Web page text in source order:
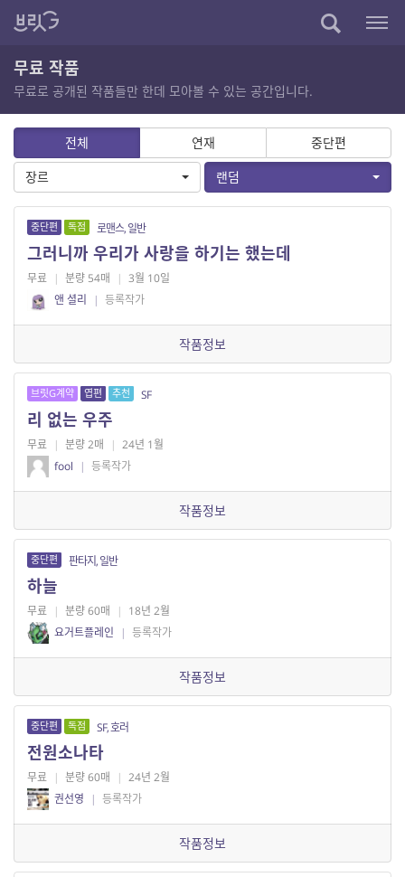
무료 작품
무료로 공개된 작품들만 한데 모아볼 수 있는 공간입니다.
전체 연재
중단편
장르
랜덤
중단편 독점 로맨스, 일반
그러니까 우리가 사랑을 하기는 했는데
무료 | 분량 54매 | 3월 10일
앤 셜리
| 등록작가
작품정보
브릿G계약 엽편 추천 SF
리 없는 우주
무료 | 분량 2매 | 24년 1월
fool
| 등록작가
작품정보
중단편 판타지, 일반
하늘
무료 | 분량 60매 | 18년 2월
요거트플레인
| 등록작가
작품정보
중단편 독점 SF, 호러
전원소나타
무료 | 분량 60매 | 24년 2월
권선영
| 등록작가
작품정보